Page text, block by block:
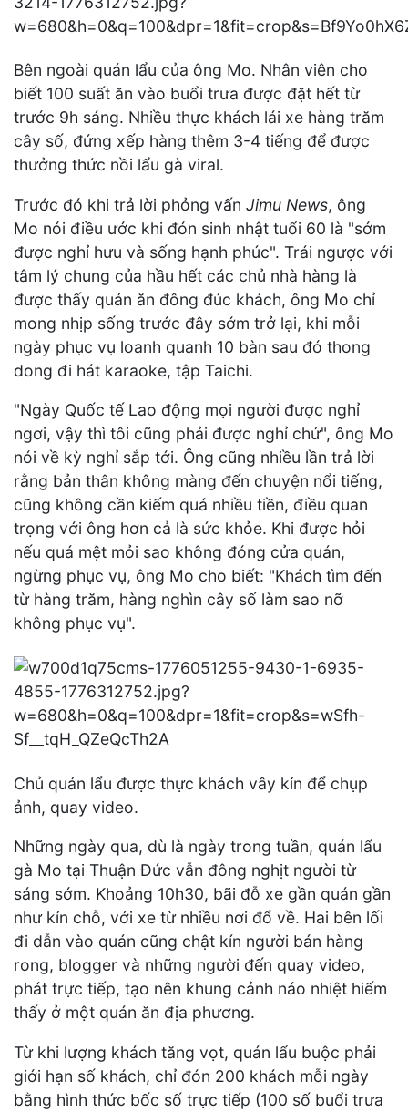
Bên ngoài quán lẩu của ông Mo. Nhân viên cho
biết 100 suất ăn vào buổi trưa được đặt hết từ
trước 9h sáng. Nhiều thực khách lái xe hàng trăm
cây số, đứng xếp hàng thêm 3-4 tiếng để được
thưởng thức nồi lẩu gà viral.
Trước đó khi trả lời phỏng vấn Jimu News, ông
Mo nói điều ước khi đón sinh nhật tuổi 60 là "sớm
được nghỉ hưu và sống hạnh phúc". Trái ngược với
tâm lý chung của hầu hết các chủ nhà hàng là
được thấy quán ăn đông đúc khách, ông Mo chỉ
mong nhịp sống trước đây sớm trở lại, khi mỗi
ngày phục vụ loanh quanh 10 bàn sau đó thong
dong đi hát karaoke, tập Taichi.
"Ngày Quốc tế Lao động mọi người được nghỉ
ngơi, vậy thì tôi cũng phải được nghỉ chứ", ông Mo
nói về kỳ nghỉ sắp tới. Ông cũng nhiều lần trả lời
rằng bản thân không màng đến chuyện nổi tiếng,
cũng không cần kiếm quá nhiều tiền, điều quan
trọng với ông hơn cả là sức khỏe. Khi được hỏi
nếu quá mệt mỏi sao không đóng cửa quán,
ngừng phục vụ, ông Mo cho biết: "Khách tìm đến
từ hàng trăm, hàng nghìn cây số làm sao nỡ
không phục vụ".
Chủ quán lẩu được thực khách vây kín để chụp
ảnh, quay video.
Những ngày qua, dù là ngày trong tuần, quán lẩu
gà Mo tại Thuận Đức vẫn đông nghịt người từ
sáng sớm. Khoảng 10h30, bãi đỗ xe gần quán gần
như kín chỗ, với xe từ nhiều nơi đổ về. Hai bên lối
đi dẫn vào quán cũng chật kín người bán hàng
rong, blogger và những người đến quay video,
phát trực tiếp, tạo nên khung cảnh náo nhiệt hiếm
thấy ở một quán ăn địa phương.
Từ khi lượng khách tăng vọt, quán lẩu buộc phải
giới hạn số khách, chỉ đón 200 khách mỗi ngày
bằng hình thức bốc số trực tiếp (100 số buổi trưa